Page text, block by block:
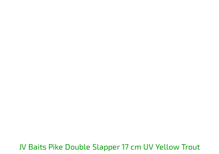
JV Baits Pike Double Slapper 17 cm UV Yellow Trout